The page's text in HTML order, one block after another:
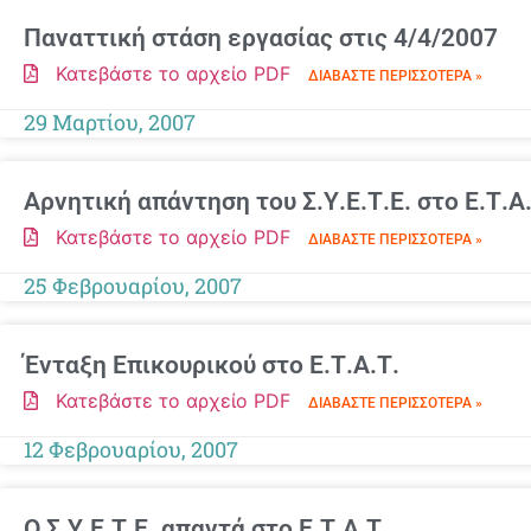
Παναττική στάση εργασίας στις 4/4/2007
Κατεβάστε το αρχείο PDF ΔΙΑΒΆΣΤΕ ΠΕΡΙΣΣΌΤΕΡΑ »
29 Μαρτίου, 2007
Αρνητική απάντηση του Σ.Υ.Ε.Τ.Ε. στο
Κατεβάστε το αρχείο PDF ΔΙΑΒΆΣΤΕ ΠΕΡΙΣΣΌΤΕΡΑ »
25 Φεβρουαρίου, 2007
Ένταξη Επικουρικού στο Ε.Τ.Α.Τ.
Κατεβάστε το αρχείο PDF ΔΙΑΒΆΣΤΕ ΠΕΡΙΣΣΌΤΕΡΑ »
12 Φεβρουαρίου, 2007